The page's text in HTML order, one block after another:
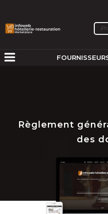
Règlement
des